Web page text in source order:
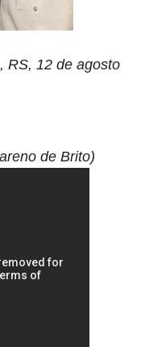
RS, 12 de agosto
de Brito)